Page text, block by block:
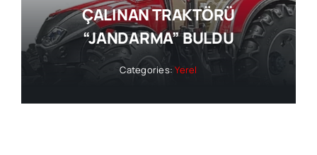
ÇALINAN TRAKTÖRÜ
“JANDARMA” BULDU
Categories:Yerel